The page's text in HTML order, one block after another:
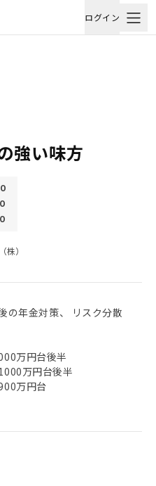
ログイン
強い味方
株）
の年金対策、 リスク分散
万円台後半
万円台後半
万円台